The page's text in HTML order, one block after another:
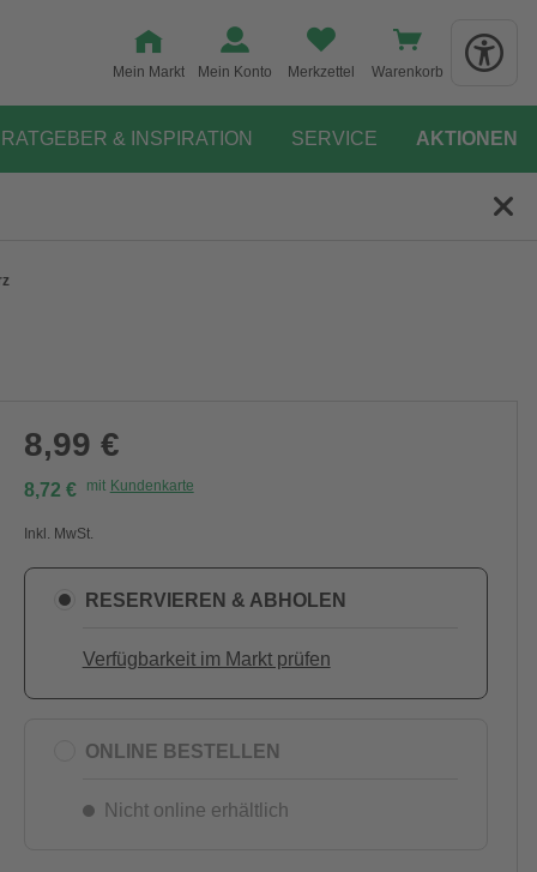
Mein Markt Mein Konto Merkzettel Warenkorb
RATGEBER & INSPIRATION SERVICE AKTIONEN
8,99 €
8,72 € mit Kundenkarte
Inkl. MwSt.
RESERVIEREN & ABHOLEN
Verfügbarkeit im Markt prüfen
ONLINE BESTELLEN
Nicht online erhältlich